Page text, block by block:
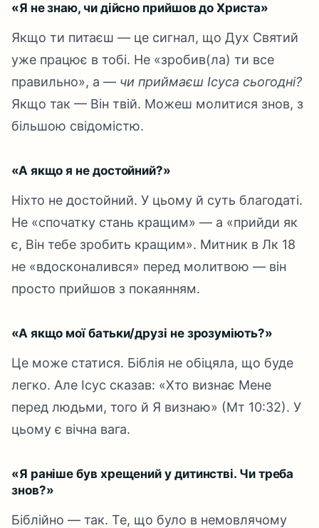
«Я не знаю, чи дійсно прийшов до Христа»
Якщо ти питаєш — це сигнал, що Дух Святий
уже працює в тобі. Не «зробив(ла) ти все
правильно», а — чи приймаєш Ісуса сьогодні?
Якщо так — Він твій. Можеш молитися знов, з
більшою свідомістю.
«А якщо я не достойний?»
Ніхто не достойний. У цьому й суть благодаті.
Не «спочатку стань кращим» — а «прийди як
є, Він тебе зробить кращим». Митник в Лк 18
не «вдосконалився» перед молитвою — він
просто прийшов з покаянням.
«А якщо мої батьки/друзі не зрозуміють?»
Це може статися. Біблія не обіцяла, що буде
легко. Але Ісус сказав: «Хто визнає Мене
перед людьми, того й Я визнаю» (Мт 10:32). У
цьому є вічна вага.
«Я раніше був хрещений у дитинстві. Чи треба
знов?»
Біблійно — так. Те, що було в немовлячому